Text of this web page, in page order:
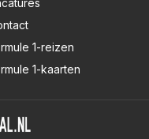
1-reizen
1-kaarten